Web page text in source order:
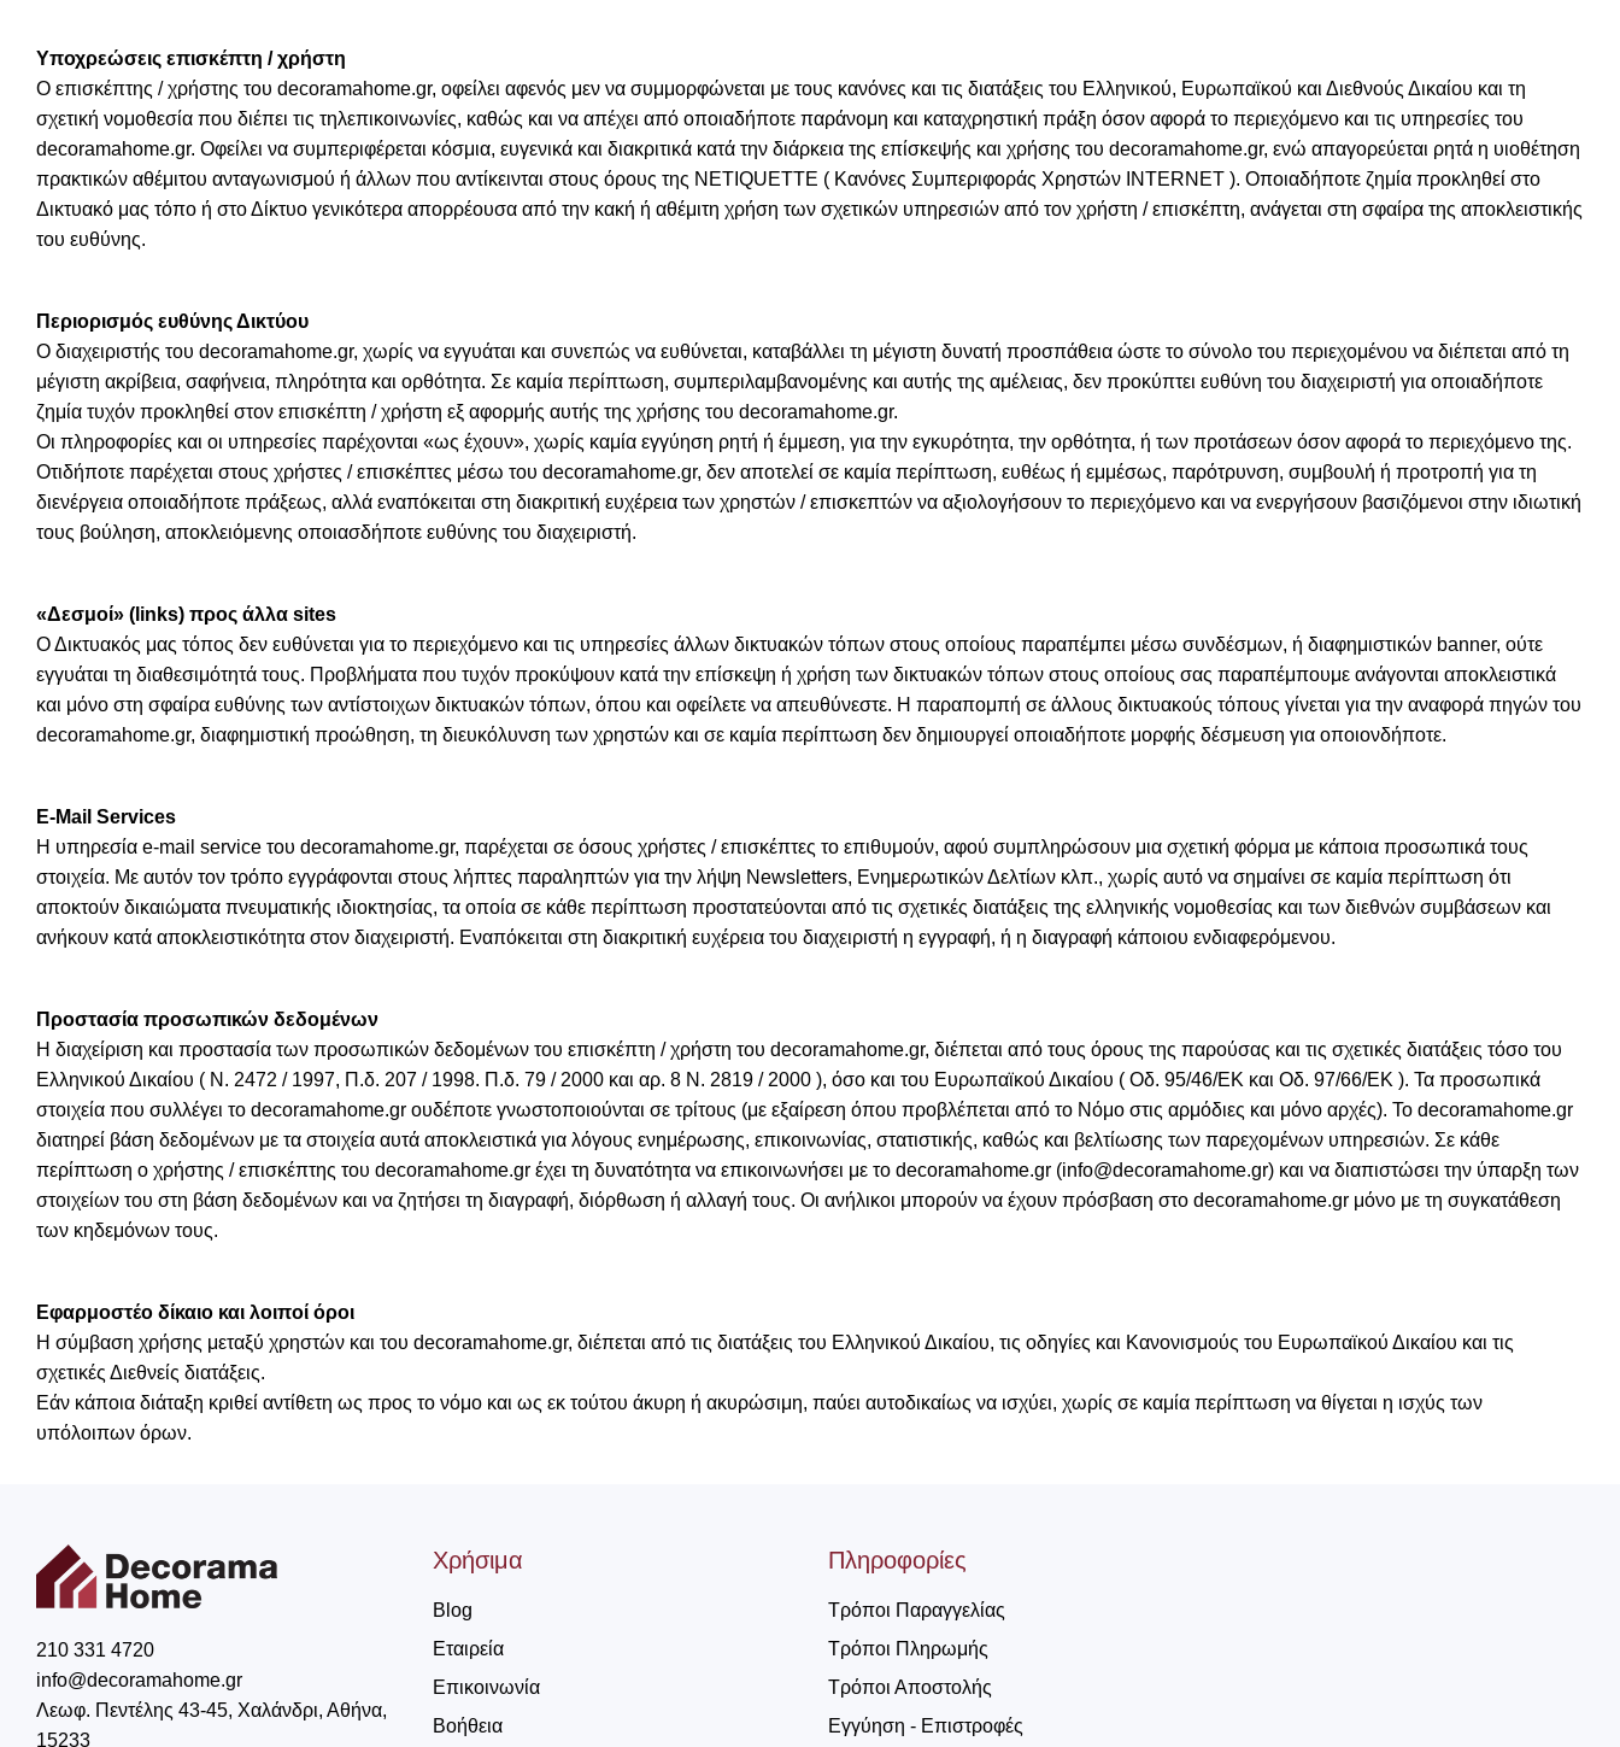
Υποχρεώσεις επισκέπτη / χρήστη
Ο επισκέπτης / χρήστης του decoramahome.gr, οφείλει αφενός μεν να συμμορφώνεται με τους κανόνες και τις διατάξεις του Ελληνικού, Ευρωπαϊκού και Διεθνούς Δικαίου και τη
σχετική νομοθεσία που διέπει τις τηλεπικοινωνίες, καθώς και να απέχει από οποιαδήποτε παράνομη και καταχρηστική πράξη όσον αφορά το περιεχόμενο και τις υπηρεσίες του
decoramahome.gr. Οφείλει να συμπεριφέρεται κόσμια, ευγενικά και διακριτικά κατά την διάρκεια της επίσκεψής και χρήσης του decoramahome.gr, ενώ απαγορεύεται ρητά η υιοθέτηση
πρακτικών αθέμιτου ανταγωνισμού ή άλλων που αντίκεινται στους όρους της NETIQUETTE ( Κανόνες Συμπεριφοράς Χρηστών INTERNET ). Οποιαδήποτε ζημία προκληθεί στο
Δικτυακό μας τόπο ή στο Δίκτυο γενικότερα απορρέουσα από την κακή ή αθέμιτη χρήση των σχετικών υπηρεσιών από τον χρήστη / επισκέπτη, ανάγεται στη σφαίρα της αποκλειστικής
του ευθύνης.
Περιορισμός ευθύνης Δικτύου
Ο διαχειριστής του decoramahome.gr, χωρίς να εγγυάται και συνεπώς να ευθύνεται, καταβάλλει τη μέγιστη δυνατή προσπάθεια ώστε το σύνολο του περιεχομένου να διέπεται από τη
μέγιστη ακρίβεια, σαφήνεια, πληρότητα και ορθότητα. Σε καμία περίπτωση, συμπεριλαμβανομένης και αυτής της αμέλειας, δεν προκύπτει ευθύνη του διαχειριστή για οποιαδήποτε
ζημία τυχόν προκληθεί στον επισκέπτη / χρήστη εξ αφορμής αυτής της χρήσης του decoramahome.gr.
Οι πληροφορίες και οι υπηρεσίες παρέχονται «ως έχουν», χωρίς καμία εγγύηση ρητή ή έμμεση, για την εγκυρότητα, την ορθότητα, ή των προτάσεων όσον αφορά το περιεχόμενο της.
Οτιδήποτε παρέχεται στους χρήστες / επισκέπτες μέσω του decoramahome.gr, δεν αποτελεί σε καμία περίπτωση, ευθέως ή εμμέσως, παρότρυνση, συμβουλή ή προτροπή για τη
διενέργεια οποιαδήποτε πράξεως, αλλά εναπόκειται στη διακριτική ευχέρεια των χρηστών / επισκεπτών να αξιολογήσουν το περιεχόμενο και να ενεργήσουν βασιζόμενοι στην ιδιωτική
τους βούληση, αποκλειόμενης οποιασδήποτε ευθύνης του διαχειριστή.
«Δεσμοί» (links) προς άλλα sites
Ο Δικτυακός μας τόπος δεν ευθύνεται για το περιεχόμενο και τις υπηρεσίες άλλων δικτυακών τόπων στους οποίους παραπέμπει μέσω συνδέσμων, ή διαφημιστικών banner, ούτε
εγγυάται τη διαθεσιμότητά τους. Προβλήματα που τυχόν προκύψουν κατά την επίσκεψη ή χρήση των δικτυακών τόπων στους οποίους σας παραπέμπουμε ανάγονται αποκλειστικά
και μόνο στη σφαίρα ευθύνης των αντίστοιχων δικτυακών τόπων, όπου και οφείλετε να απευθύνεστε. Η παραπομπή σε άλλους δικτυακούς τόπους γίνεται για την αναφορά πηγών του
decoramahome.gr, διαφημιστική προώθηση, τη διευκόλυνση των χρηστών και σε καμία περίπτωση δεν δημιουργεί οποιαδήποτε μορφής δέσμευση για οποιονδήποτε.
E-Mail Services
H υπηρεσία e-mail service του decoramahome.gr, παρέχεται σε όσους χρήστες / επισκέπτες το επιθυμούν, αφού συμπληρώσουν μια σχετική φόρμα με κάποια προσωπικά τους
στοιχεία. Με αυτόν τον τρόπο εγγράφονται στους λήπτες παραληπτών για την λήψη Newsletters, Ενημερωτικών Δελτίων κλπ., χωρίς αυτό να σημαίνει σε καμία περίπτωση ότι
αποκτούν δικαιώματα πνευματικής ιδιοκτησίας, τα οποία σε κάθε περίπτωση προστατεύονται από τις σχετικές διατάξεις της ελληνικής νομοθεσίας και των διεθνών συμβάσεων και
ανήκουν κατά αποκλειστικότητα στον διαχειριστή. Εναπόκειται στη διακριτική ευχέρεια του διαχειριστή η εγγραφή, ή η διαγραφή κάποιου ενδιαφερόμενου.
Προστασία προσωπικών δεδομένων
Η διαχείριση και προστασία των προσωπικών δεδομένων του επισκέπτη / χρήστη του decoramahome.gr, διέπεται από τους όρους της παρούσας και τις σχετικές διατάξεις τόσο του
Ελληνικού Δικαίου ( Ν. 2472 / 1997, Π.δ. 207 / 1998. Π.δ. 79 / 2000 και αρ. 8 Ν. 2819 / 2000 ), όσο και του Ευρωπαϊκού Δικαίου ( Οδ. 95/46/ΕΚ και Οδ. 97/66/ΕΚ ). Τα προσωπικά
στοιχεία που συλλέγει το decoramahome.gr ουδέποτε γνωστοποιούνται σε τρίτους (με εξαίρεση όπου προβλέπεται από το Νόμο στις αρμόδιες και μόνο αρχές). Το decoramahome.gr
διατηρεί βάση δεδομένων με τα στοιχεία αυτά αποκλειστικά για λόγους ενημέρωσης, επικοινωνίας, στατιστικής, καθώς και βελτίωσης των παρεχομένων υπηρεσιών. Σε κάθε
περίπτωση ο χρήστης / επισκέπτης του decoramahome.gr έχει τη δυνατότητα να επικοινωνήσει με το decoramahome.gr (info@decoramahome.gr) και να διαπιστώσει την ύπαρξη των
στοιχείων του στη βάση δεδομένων και να ζητήσει τη διαγραφή, διόρθωση ή αλλαγή τους. Οι ανήλικοι μπορούν να έχουν πρόσβαση στο decoramahome.gr μόνο με τη συγκατάθεση
των κηδεμόνων τους.
Εφαρμοστέο δίκαιο και λοιποί όροι
Η σύμβαση χρήσης μεταξύ χρηστών και του decoramahome.gr, διέπεται από τις διατάξεις του Ελληνικού Δικαίου, τις οδηγίες και Κανονισμούς του Ευρωπαϊκού Δικαίου και τις
σχετικές Διεθνείς διατάξεις.
Εάν κάποια διάταξη κριθεί αντίθετη ως προς το νόμο και ως εκ τούτου άκυρη ή ακυρώσιμη, παύει αυτοδικαίως να ισχύει, χωρίς σε καμία περίπτωση να θίγεται η ισχύς των
υπόλοιπων όρων.
210 331 4720
info@decoramahome.gr
Λεωφ. Πεντέλης 43-45, Χαλάνδρι, Αθήνα,
15233
Χρήσιμα
Blog
Εταιρεία
Επικοινωνία
Βοήθεια
Πληροφορίες
Τρόποι Παραγγελίας
Τρόποι Πληρωμής
Τρόποι Αποστολής
Εγγύηση - Επιστροφές